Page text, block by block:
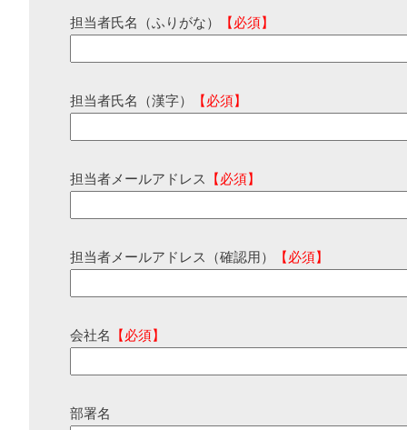
担当者氏名（ふりがな） 【必須】
担当者氏名（漢字） 【必須】
担当者メールアドレス 【必須】
担当者メールアドレス（確認用） 【必須】
会社名 【必須】
部署名